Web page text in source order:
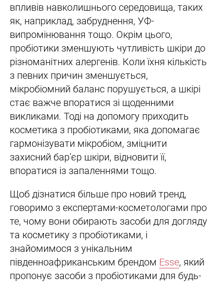
впливів навколишнього середовища, таких
як, наприклад, забруднення, УФ-
випромінювання тощо. Окрім цього,
пробіотики зменшують чутливість шкіри до
різноманітних алергенів. Коли їхня кількість
з певних причин зменшується,
мікробіомний баланс порушується, а шкірі
стає важче впоратися зі щоденними
викликами. Тоді на допомогу приходить
косметика з пробіотиками, яка допомагає
гармонізувати мікробіом, зміцнити
захисний бар’єр шкіри, відновити її,
впоратися із запаленнями тощо.
Щоб дізнатися більше про новий тренд,
говоримо з експертами-косметологами про
те, чому вони обирають засоби для догляду
та косметику з пробіотиками, і
знайомимося з унікальним
південноафриканським брендом Esse, який
пропонує засоби з пробіотиками для будь-